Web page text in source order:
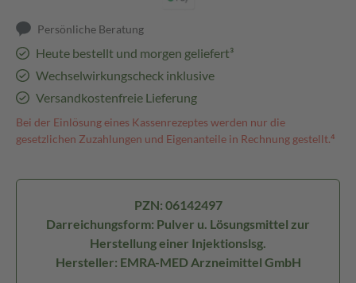
Persönliche Beratung
Heute bestellt und morgen geliefert³
Wechselwirkungscheck inklusive
Versandkostenfreie Lieferung
Bei der Einlösung eines Kassenrezeptes werden nur die
gesetzlichen Zuzahlungen und Eigenanteile in Rechnung gestellt.⁴
PZN: 06142497
Darreichungsform: Pulver u. Lösungsmittel zur
Herstellung einer Injektionslsg.
Hersteller: EMRA-MED Arzneimittel GmbH